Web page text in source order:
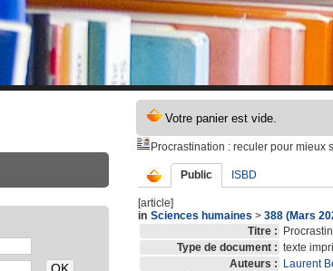
Procrastination : reculer pour mieux
Public ISBD
[article]
in Sciences humaines > 388 (Mars
Titre :
Type de document : texte
Auteurs :
Laurent